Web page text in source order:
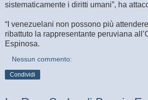
sistematicamente i diritti umani”, ha
“I venezuelani non possono più
ribattuto la rappresentante peruviana
Espinosa.
Nessun commento:
Condividi